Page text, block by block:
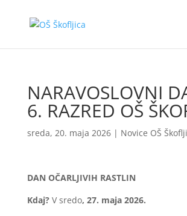
NARAVOSLOVNI
6. RAZRED OŠ
sreda, 20. maja 2026| Novice OŠ
DAN OČARLJIVIH RASTLIN
Kdaj? V sredo, 27. maja 2026.